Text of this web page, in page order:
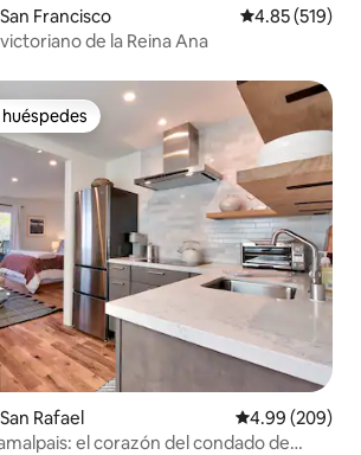
Francisco Calificación
4.85 (519)
de la Reina Ana
preferido
Rafael Calificación
4.99 (209)
el corazón del condado de